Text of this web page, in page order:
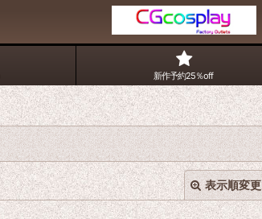
新作予約25％off
表示順変更